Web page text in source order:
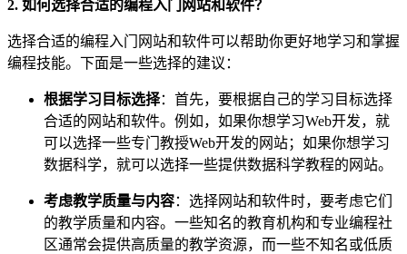
2. 如何选择合适的编程入门网站和软件？
选择合适的编程入门网站和软件可以帮助你更好地学习和掌握
编程技能。下面是一些选择的建议：
根据学习目标选择：首先，要根据自己的学习目标选择
合适的网站和软件。例如，如果你想学习Web开发，就
可以选择一些专门教授Web开发的网站；如果你想学习
数据科学，就可以选择一些提供数据科学教程的网站。
考虑教学质量与内容：选择网站和软件时，要考虑它们
的教学质量和内容。一些知名的教育机构和专业编程社
区通常会提供高质量的教学资源，而一些不知名或低质